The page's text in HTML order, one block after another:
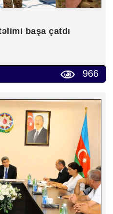
başa çatdı
966